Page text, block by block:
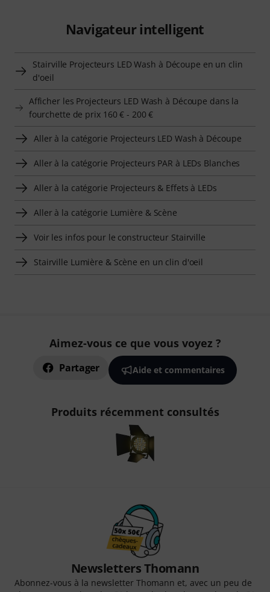
Navigateur intelligent
Stairville Projecteurs LED Wash à Découpe en un clin
d'oeil
Afficher les Projecteurs LED Wash à Découpe dans la
fourchette de prix 160 € - 200 €
Aller à la catégorie Projecteurs LED Wash à Découpe
Aller à la catégorie Projecteurs PAR à LEDs Blanches
Aller à la catégorie Projecteurs & Effets à LEDs
Aller à la catégorie Lumière & Scène
Voir les infos pour le constructeur Stairville
Stairville Lumière & Scène en un clin d'oeil
Aimez-vous ce que vous voyez ?
Partager Aide et commentaires
Produits récemment consultés
Newsletters Thomann
Abonnez-vous à la newsletter Thomann et, avec un peu de